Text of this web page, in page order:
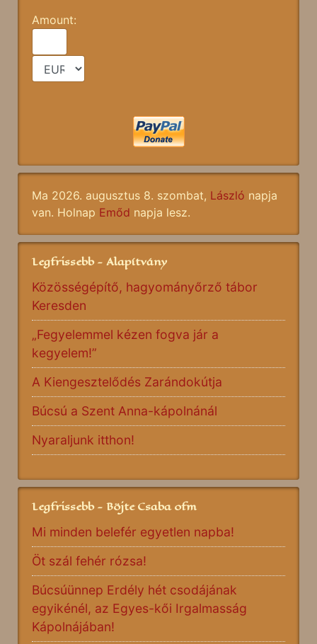
Amount:
Ma 2026. augusztus 8. szombat, László napja
van. Holnap Emőd napja lesz.
Legfrissebb - Alapítvány
Közösségépítő, hagyományőrző tábor
Keresden
„Fegyelemmel kézen fogva jár a
kegyelem!”
A Kiengesztelődés Zarándokútja
Búcsú a Szent Anna-kápolnánál
Nyaraljunk itthon!
Legfrissebb - Böjte Csaba ofm
Mi minden belefér egyetlen napba!
Öt szál fehér rózsa!
Búcsúünnep Erdély hét csodájának
egyikénél, az Egyes-kői Irgalmasság
Kápolnájában!